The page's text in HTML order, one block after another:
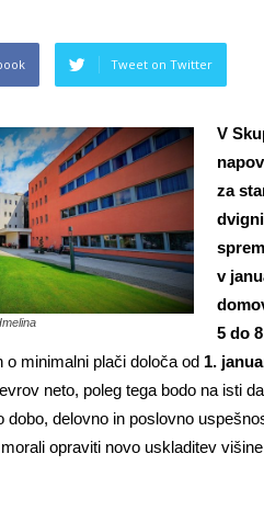
Tweet on Twitter
V
za
v
5 do
o minimalni plači določa od 1.
neto, poleg tega bodo na isti
dobo, delovno in poslovno
opraviti novo uskladitev